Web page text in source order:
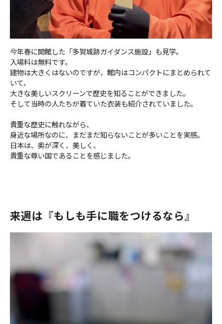
今年春に開館した「多賀城跡ガイダンス施設」も見学。
入場料は無料です。
建物は大きくはないのですが、館内はコンパクトにまとめられて
いて、
大きな美しいスクリーンで歴史を知ることができました。
そして当時の人たちが着ていた衣装も紹介されていました。
貴重な歴史に触れながら、
身近な場所なのに、まだまだ知らないことが多いことを実感。
日本は、奥が深く、美しく、
貴重な尊い国であることを感じました。
来週は『もしも手に職をつけるなら』